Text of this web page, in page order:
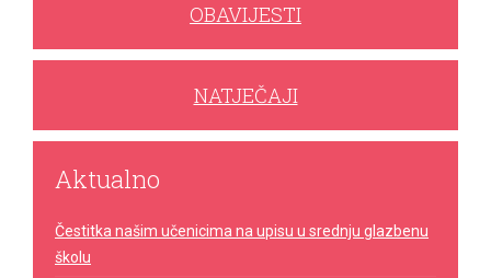
OBAVIJESTI
NATJEČAJI
Aktualno
Čestitka našim učenicima na upisu u srednju glazbenu
školu